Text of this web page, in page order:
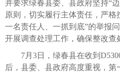
并要求绿春县委、县政府坚持“
原则，切实履行主体责任，严格
一名责任人、一抓到底”的举报
开展调查处理工作，确保整改查
7月3日，绿春县在收到
后，县委、县政府高度重视，